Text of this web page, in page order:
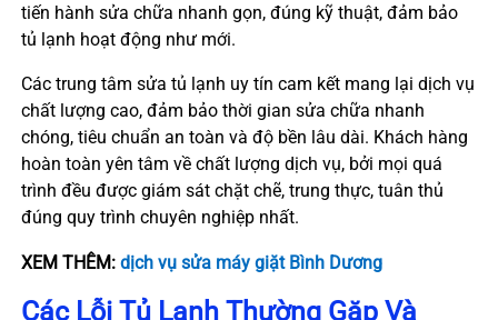
tiến hành sửa chữa nhanh gọn, đúng kỹ thuật, đảm bảo
tủ lạnh hoạt động như mới.
Các trung tâm sửa tủ lạnh uy tín cam kết mang lại dịch vụ
chất lượng cao, đảm bảo thời gian sửa chữa nhanh
chóng, tiêu chuẩn an toàn và độ bền lâu dài. Khách hàng
hoàn toàn yên tâm về chất lượng dịch vụ, bởi mọi quá
trình đều được giám sát chặt chẽ, trung thực, tuân thủ
đúng quy trình chuyên nghiệp nhất.
XEM THÊM: dịch vụ sửa máy giặt Bình Dương
Các Lỗi Tủ Lạnh Thường Gặp Và